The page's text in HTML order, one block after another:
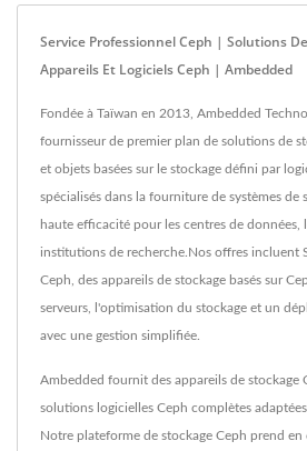
Service Professionnel Ceph | Solutions
Appareils Et Logiciels Ceph | Ambedded
Fondée à Taïwan en 2013, Ambedded
fournisseur de premier plan de solutions de
et objets basées sur le stockage défini par
spécialisés dans la fourniture de systèmes de
haute efficacité pour les centres de données,
institutions de recherche.Nos offres incluent
Ceph, des appareils de stockage basés sur
serveurs, l'optimisation du stockage et un
avec une gestion simplifiée.
Ambedded fournit des appareils de stockage
solutions logicielles Ceph complètes
Notre plateforme de stockage Ceph prend en